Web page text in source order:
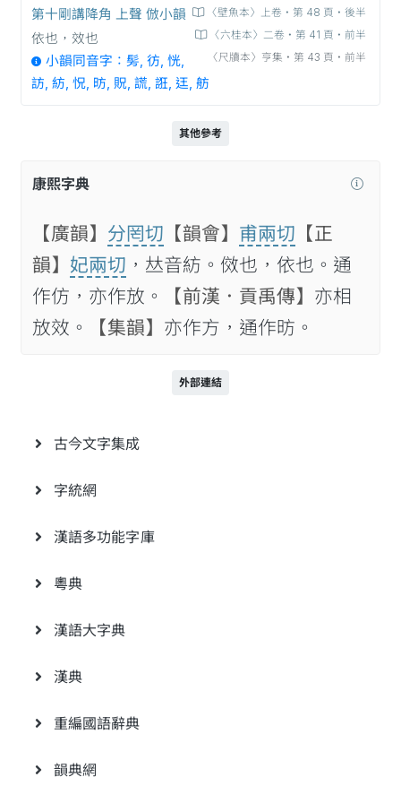
〈壁魚本〉上卷‧第 48 頁‧後半
〈六桂本〉二卷‧第 41 頁‧前半
〈尺牘本〉亨集‧第 43 頁‧前半
第十剛講降角 上聲 倣小韻
依也，效也
小韻同音字：髣, 彷, 恍,
訪, 紡, 怳, 昉, 貺, 謊, 誑, 迋, 舫
其他參考
康熙字典
【廣韻】 分罔切 【韻會】 甫兩切 【正
韻】 妃兩切 ，𠀤音紡。傚也，依也。通
作仿，亦作放。
【前漢．貢禹傳】 亦相
放效。
【集韻】 亦作方，通作昉。
外部連結
古今文字集成
字統網
漢語多功能字庫
粵典
漢語大字典
漢典
重編國語辭典
韻典網